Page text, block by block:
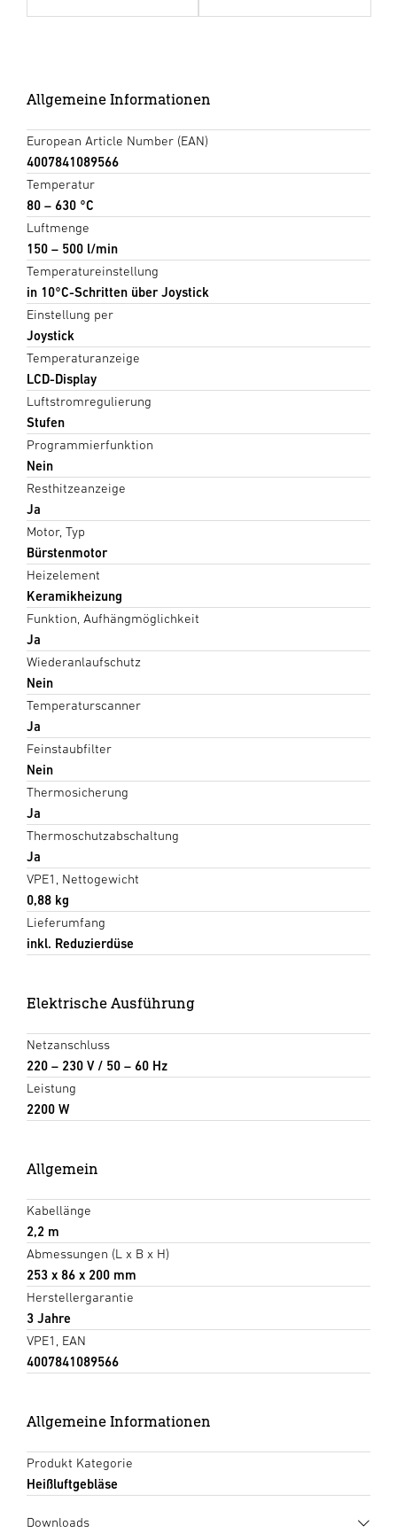
Display
Allgemeine Informationen
European Article Number (EAN)
4007841089566
Temperatur
80 – 630 °C
Luftmenge
150 – 500 l/min
Temperatureinstellung
in 10°C-Schritten über Joystick
Einstellung per
Joystick
Temperaturanzeige
LCD-Display
Luftstromregulierung
Stufen
Programmierfunktion
Nein
Resthitzeanzeige
Ja
Motor, Typ
Bürstenmotor
Heizelement
Keramikheizung
Funktion, Aufhängmöglichkeit
Ja
Wiederanlaufschutz
Nein
Temperaturscanner
Ja
Feinstaubfilter
Nein
Thermosicherung
Ja
Thermoschutzabschaltung
Ja
VPE1, Nettogewicht
0,88 kg
Lieferumfang
inkl. Reduzierdüse
Elektrische Ausführung
Netzanschluss
220 – 230 V / 50 – 60 Hz
Leistung
2200 W
Allgemein
Kabellänge
2,2 m
Abmessungen (L x B x H)
253 x 86 x 200 mm
Herstellergarantie
3 Jahre
VPE1, EAN
4007841089566
Allgemeine Informationen
Produkt Kategorie
Heißluftgebläse
Downloads